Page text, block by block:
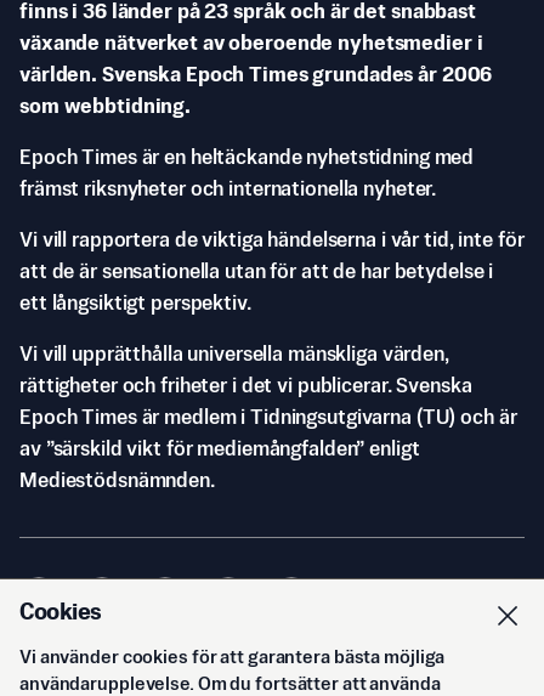
finns i 36 länder på 23 språk och är det snabbast
växande nätverket av oberoende nyhetsmedier i
världen. Svenska Epoch Times grundades år 2006
som webbtidning.
Epoch Times är en heltäckande nyhetstidning med
främst riksnyheter och internationella nyheter.
Vi vill rapportera de viktiga händelserna i vår tid, inte för
att de är sensationella utan för att de har betydelse i
ett långsiktigt perspektiv.
Vi vill upprätthålla universella mänskliga värden,
rättigheter och friheter i det vi publicerar. Svenska
Epoch Times är medlem i Tidningsutgivarna (TU) och är
av ”särskild vikt för mediemångfalden” enligt
Mediestödsnämnden.
© Svenska Epoch Times AB2026
Cookies
Vi använder cookies för att garantera bästa möjliga
användarupplevelse. Om du fortsätter att använda